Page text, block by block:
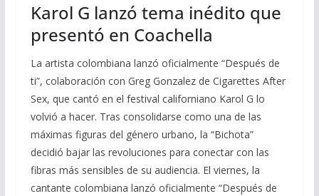
Karol G lanzó tema inédito que
presentó en Coachella
La artista colombiana lanzó oficialmente “Después de
ti”, colaboración con Greg Gonzalez de Cigarettes After
Sex, que cantó en el festival californiano Karol G lo
volvió a hacer. Tras consolidarse como una de las
máximas figuras del género urbano, la “Bichota”
decidió bajar las revoluciones para conectar con las
fibras más sensibles de su audiencia. El viernes, la
cantante colombiana lanzó oficialmente “Después de